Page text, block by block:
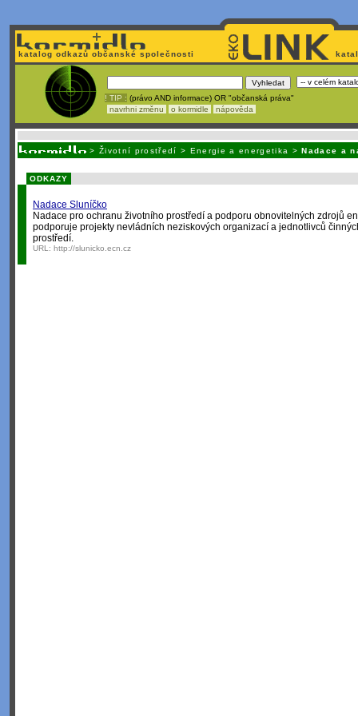
katalog odkazů občanské společnosti
! TIP : (právo AND informace) OR "občanská práva"
navrhni změnu
o kormidle nápověda
> Životní prostředí > Energie a energetika >Nadace a
ODKAZY
Nadace Sluníčko
Nadace pro ochranu životního prostředí a podporu obnovitelných zdrojů
podporuje projekty nevládních neziskových organizací a jednotlivců
prostředí.
URL: http://slunicko.ecn.cz